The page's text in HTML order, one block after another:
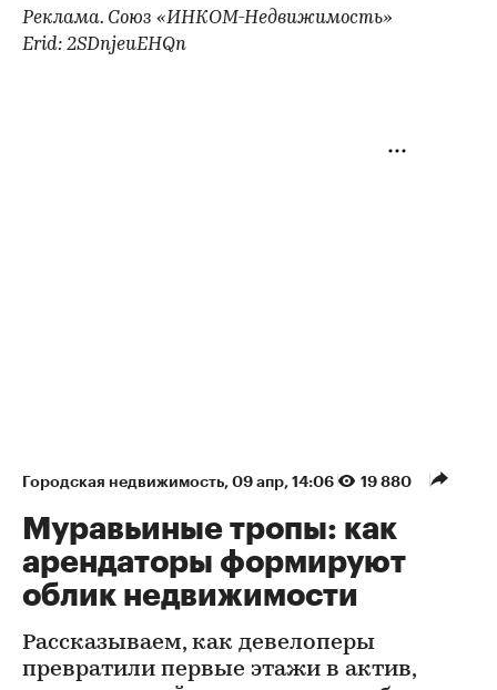
Реклама. Союз «ИНКОМ-Недвижимость»
Erid: 2SDnjeuEHQn
Городская недвижимость 09 апр, 14:06 19 880
Муравьиные тропы: как
арендаторы формируют
облик недвижимости
Рассказываем, как девелоперы
превратили первые этажи в актив,